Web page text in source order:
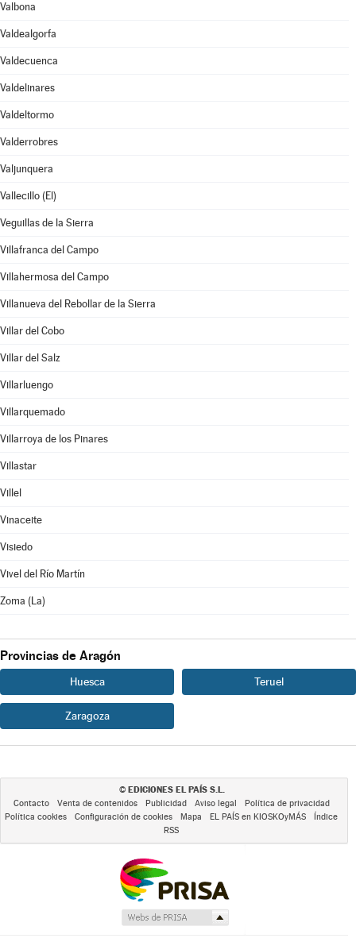
Valbona
Valdealgorfa
Valdecuenca
Valdelinares
Valdeltormo
Valderrobres
Valjunquera
Vallecillo (El)
Veguillas de la Sierra
Villafranca del Campo
Villahermosa del Campo
Villanueva del Rebollar de la Sierra
Villar del Cobo
Villar del Salz
Villarluengo
Villarquemado
Villarroya de los Pinares
Villastar
Villel
Vinaceite
Visiedo
Vivel del Río Martín
Zoma (La)
Provincias de Aragón
Huesca Teruel
Zaragoza
© EDICIONES EL PAÍS S.L.
Contacto Venta de contenidos Publicidad Aviso legal
Política de privacidad
Política cookies
Configuración de cookies Mapa EL PAÍS en KIOSKOyMÁS
Índice
RSS